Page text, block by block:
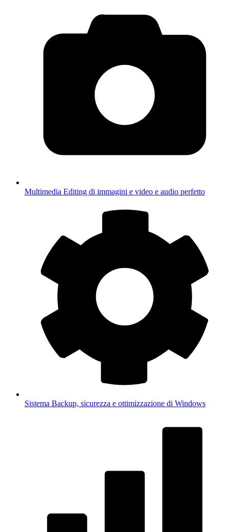
Multimedia Editing di immagini e video e audio perfetto
Sistema Backup, sicurezza e ottimizzazione di Windows